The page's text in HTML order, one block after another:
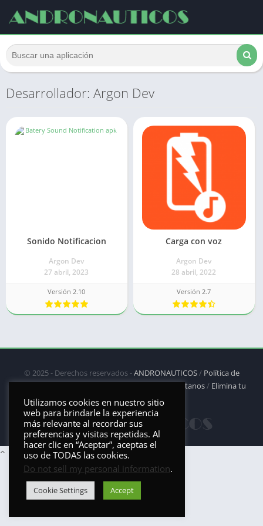
Desarrollador: Argon Dev
Sonido Notificacion
Argon Dev
27 abril, 2023
Versión 2.10
Carga con voz
Argon Dev
28 abril, 2022
Versión 2.7
© 2025 - Derechos reservados -ANDRONAUTICOS/ Política de
privacidad/Política de Cookies/DMCA/Contáctanos/ Elimina tu
aplicación
Utilizamos cookies en nuestro sitio
web para brindarle la experiencia
más relevante al recordar sus
preferencias y visitas repetidas. Al
hacer clic en “Aceptar”, aceptas el
uso de TODAS las cookies.
Do not sell my personal information.
Cookie Settings Accept